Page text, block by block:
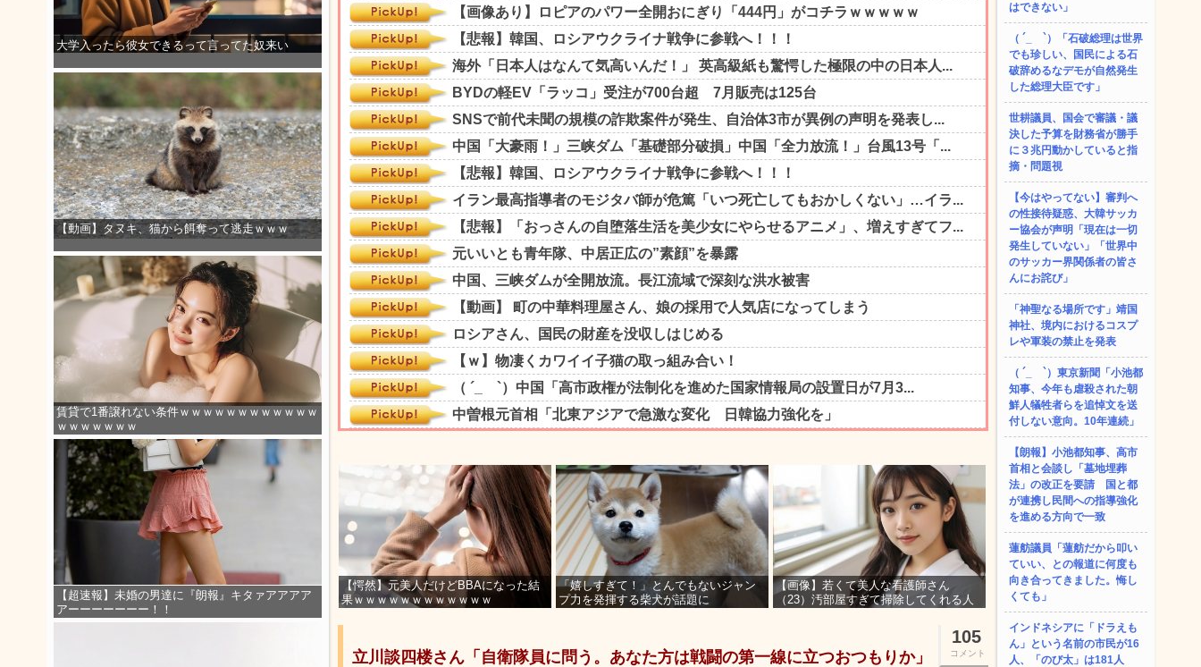
大学入ったら彼女できるって言ってた奴来い
【動画】タヌキ、猫から餌奪って逃走ｗｗｗ
賃貸で1番譲れない条件ｗｗｗｗｗｗｗｗｗｗｗｗ
ｗｗｗｗｗｗｗ
【超速報】未婚の男達に『朗報』キタァアアアア
アーーーーーーー！！
【愕然】元美人だけどBBAになった結
果ｗｗｗｗｗｗｗｗｗｗｗｗ
「嬉しすぎて！」とんでもないジャン
プ力を発揮する柴犬が話題に
【画像】若くて美人な看護師さん
（23）汚部屋すぎて掃除してくれる人
105
コメント
立川談四楼さん「自衛隊員に問う。あなた方は戦闘の第一線に立つおつもりか」
はできない」
（ ´_ゝ`）「石破総理は世界
でも珍しい、国民による石
破辞めるなデモが自然発生
した総理大臣です」
世耕議員、国会で審議・議
決した予算を財務省が勝手
に３兆円動かしていると指
摘・問題視
【今はやってない】審判へ
の性接待疑惑、大韓サッカ
ー協会が声明「現在は一切
発生していない」「世界中
のサッカー界関係者の皆さ
んにお詫び」
「神聖なる場所です」靖国
神社、境内におけるコスプ
レや軍装の禁止を発表
（ ´_ゝ`）東京新聞「小池都
知事、今年も虐殺された朝
鮮人犠牲者らを追悼文を送
付しない意向。10年連続」
【朗報】小池都知事、高市
首相と会談し「墓地埋葬
法」の改正を要請 国と都
が連携し民間への指導強化
を進める方向で一致
蓮舫議員「蓮舫だから叩い
ていい、との報道に何度も
向き合ってきました。悔し
くても」
インドネシアに「ドラえも
ん」という名前の市民が16
人、「のび太」は181人